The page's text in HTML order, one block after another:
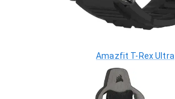
Amazfit T-Rex Ultra